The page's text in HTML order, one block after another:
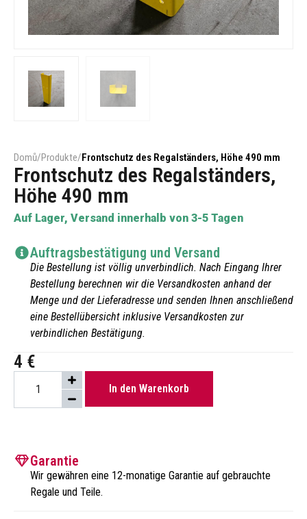
Domů/Produkte/Frontschutz des Regalständers, Höhe 490 mm
Frontschutz des Regalständers,
Höhe 490 mm
Auf Lager, Versand innerhalb von 3-5 Tagen
Auftragsbestätigung und Versand
Die Bestellung ist völlig unverbindlich. Nach Eingang Ihrer
Bestellung berechnen wir die Versandkosten anhand der
Menge und der Lieferadresse und senden Ihnen anschließend
eine Bestellübersicht inklusive Versandkosten zur
verbindlichen Bestätigung.
4 €
In den Warenkorb
Garantie
Wir gewähren eine 12-monatige Garantie auf gebrauchte
Regale und Teile.